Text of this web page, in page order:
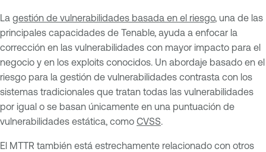
La gestión de vulnerabilidades basada en el riesgo, una de las
principales capacidades de Tenable, ayuda a enfocar la
corrección en las vulnerabilidades con mayor impacto para el
negocio y en los exploits conocidos. Un abordaje basado en el
riesgo para la gestión de vulnerabilidades contrasta con los
sistemas tradicionales que tratan todas las vulnerabilidades
por igual o se basan únicamente en una puntuación de
vulnerabilidades estática, como CVSS.
El MTTR también está estrechamente relacionado con otros